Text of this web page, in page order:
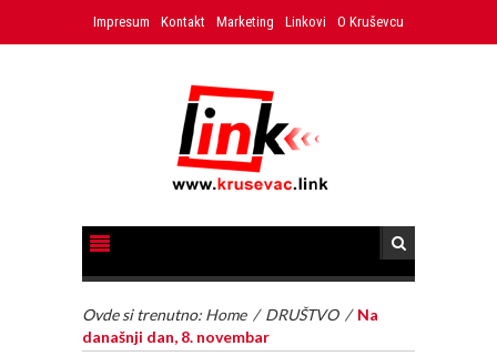
Impresum Kontakt Marketing Linkovi O Kruševcu
Ovde si trenutno: Home / DRUŠTVO / Na
današnji dan, 8. novembar